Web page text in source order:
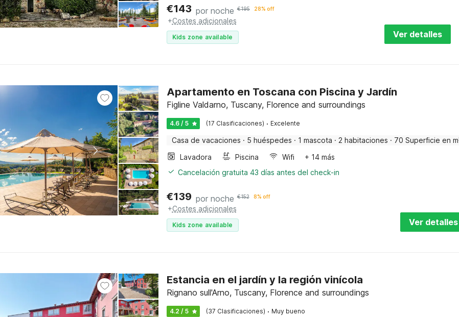
€143 por noche €195 28% off
+Costes adicionales
Kids zone available Ver detalles
Apartamento en Toscana con Piscina y Jardín
Figline Valdarno, Tuscany, Florence and surroundings
4.6 / 5 (17 Clasificaciones) · Excelente
Casa de vacaciones · 5 huéspedes · 1 mascota · 2 habitaciones · 70 Superficie en
Lavadora
Piscina Wifi
+ 14 más
Cancelación gratuita 43 días antes del check-in
€139 por noche €152 8% off
+Costes adicionales
Kids zone available Ver detalles
Estancia en el jardín y la región vinícola
Rignano sull'Arno, Tuscany, Florence and surroundings
4.2 / 5 (37 Clasificaciones) · Muy bueno